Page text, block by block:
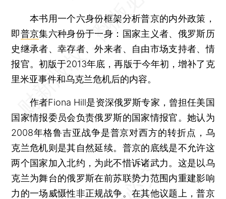
本书用一个六身份框架分析普京的内外政策，
即普京集六种身份于一身：国家主义者、俄罗斯历
史继承者、幸存者、外来者、自由市场支持者、情
报官。初版于2013年底，再版于今年初，增补了克
里米亚事件和乌克兰危机后的内容。
作者Fiona Hill是资深俄罗斯专家，曾担任美国
国家情报委员会负责俄罗斯的国家情报官。她认为
2008年格鲁吉亚战争是普京对西方的转折点，乌
克兰危机则是其自然延续。普京的底线是不允许这
两个国家加入北约，为此不惜诉诸武力。这是以乌
克兰为舞台的俄罗斯在前苏联势力范围内重建影响
力的一场威慑性非正规战争。在其他议题上，普京